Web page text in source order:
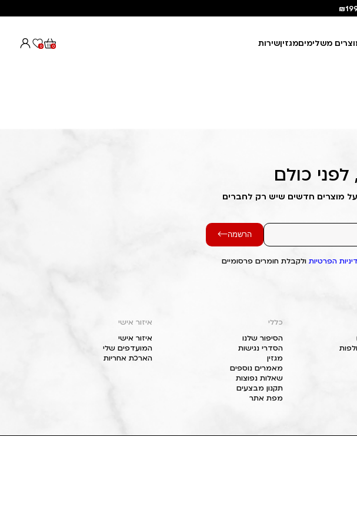
משלימיםמגזיןשירות 0
0
כולם
על מוצרים חדשים שיש רק לחברים
הרשמה
הפרטיות ולקבלת חומרים פרסומיים
כללי
הסיפור שלנו
הסדרי נגישות
מגזין
מאמרים נוספים
שאלות נפוצות
תקנון מבצעים
מפת אתר
איזור אישי
איזור אישי
המועדפים שלי
הארכת אחריות